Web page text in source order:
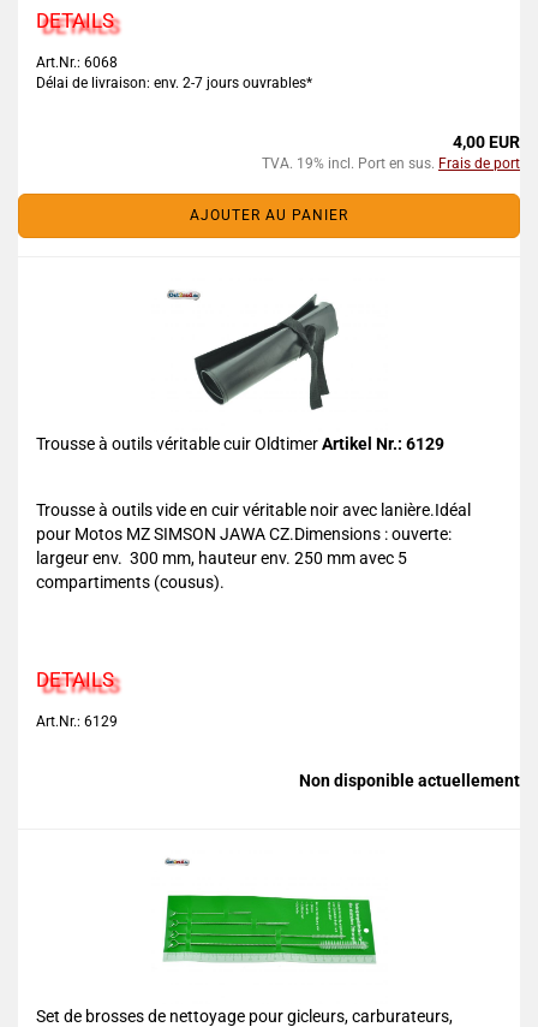
DETAILS
Art.Nr.: 6068
Délai de livraison: env. 2-7 jours ouvrables*
4,00 EUR
TVA. 19% incl. Port en sus. Frais de port
AJOUTER AU PANIER
Trousse à outils véritable cuir OldtimerArtikel Nr.: 6129
Trousse à outils vide en cuir véritable noir avec lanière.Idéal
pour Motos MZ SIMSON JAWA CZ.Dimensions : ouverte:
largeur env. 300 mm, hauteur env. 250 mm avec 5
compartiments (cousus).
DETAILS
Art.Nr.: 6129
Non disponible actuellement
Set de brosses de nettoyage pour gicleurs, carburateurs,